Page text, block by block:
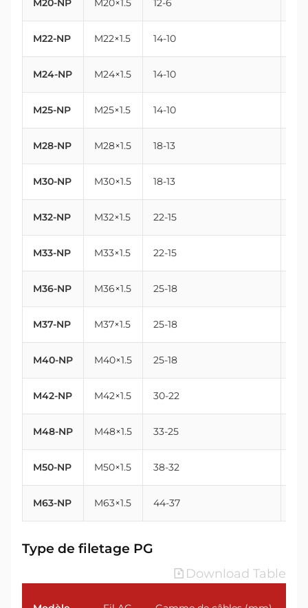
M20-NP M20×1.5 12-6
M22-NP M22×1.5 14-10
M24-NP M24×1.5 14-10
M25-NP M25×1.5 14-10
M28-NP M28×1.5 18-13
M30-NP M30×1.5 18-13
M32-NP M32×1.5 22-15
M33-NP M33×1.5 22-15
M36-NP M36×1.5 25-18
M37-NP M37×1.5 25-18
M40-NP M40×1.5 25-18
M42-NP M42×1.5 30-22
M48-NP M48×1.5 33-25
M50-NP M50×1.5 38-32
M63-NP M63×1.5 44-37
Type de filetage PG
Download Table